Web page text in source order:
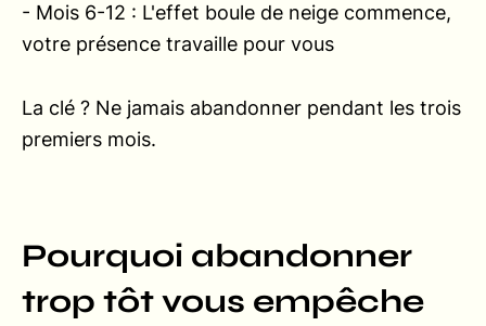
- Mois 6-12 : L'effet boule de neige commence,
votre présence travaille pour vous
La clé ? Ne jamais abandonner pendant les trois
premiers mois.
Pourquoi abandonner
trop tôt vous empêche